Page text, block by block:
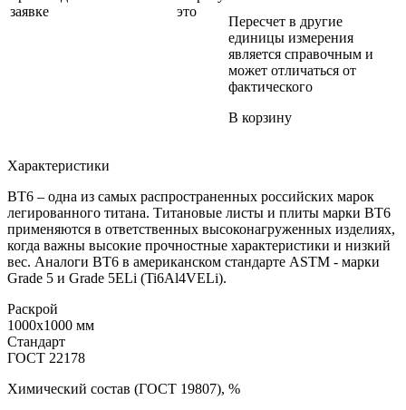
заявке
это
Пересчет в другие
единицы измерения
является справочным и
может отличаться от
фактического
В корзину
Характеристики
ВТ6 – одна из самых распространенных российских марок
легированного титана. Титановые листы и плиты марки ВТ6
применяются в ответственных высоконагруженных изделиях,
когда важны высокие прочностные характеристики и низкий
вес. Аналоги ВТ6 в американском стандарте ASTM - марки
Grade 5 и Grade 5ELi (Ti6Al4VELi).
Раскрой
1000x1000 мм
Стандарт
ГОСТ 22178
Химический состав (ГОСТ 19807), %